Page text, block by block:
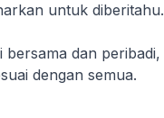
untuk diberitahu.
dan peribadi,
dengan semua.